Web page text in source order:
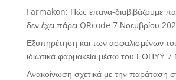
Farmakon: Πώς επανα-διαβιβάζουμε
δεν έχει πάρει QRcode 7 Νοεμβρίου
Εξυπηρέτηση και των ασφαλισμένων
ιδιωτικά φαρμακεία μέσω του ΕΟΠΥΥ 7
Ανακοίνωση σχετικά με την παράταση